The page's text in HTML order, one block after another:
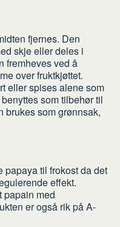
fjernes. Den
skje eller deles i
fremheves ved å
over fruktkjøttet.
eller spises alene som
som tilbehør til
brukes som grønnsak,
papaya til frokost da det
effekt.
papain med
er også rik på A-